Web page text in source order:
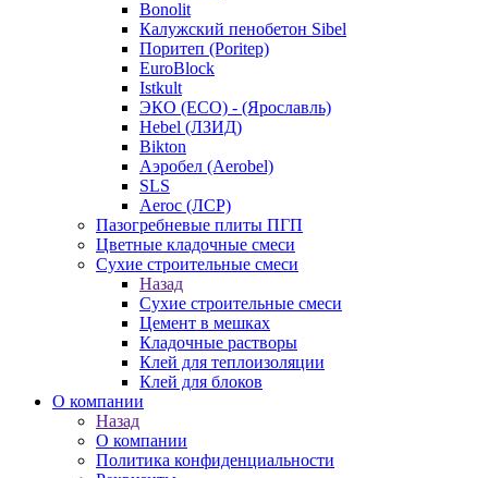
Bonolit
Калужский пенобетон Sibel
Поритеп (Poritep)
EuroBlock
Istkult
ЭКО (ECO) - (Ярославль)
Hebel (ЛЗИД)
Bikton
Аэробел (Aerobel)
SLS
Aeroc (ЛСР)
Пазогребневые плиты ПГП
Цветные кладочные смеси
Сухие строительные смеси
Назад
Сухие строительные смеси
Цемент в мешках
Кладочные растворы
Клей для теплоизоляции
Клей для блоков
О компании
Назад
О компании
Политика конфиденциальности